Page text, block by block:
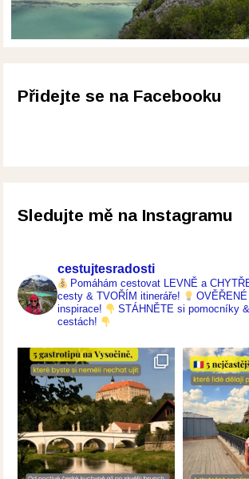
Přidejte se na Facebooku
Sledujte mě na Instagramu
cestujtesradosti
Pomáhám cestovat LEVNĚ a
cesty & TVOŘÍM itineráře!
inspirace!
STÁHNĚTE si pomocníky
cestách!